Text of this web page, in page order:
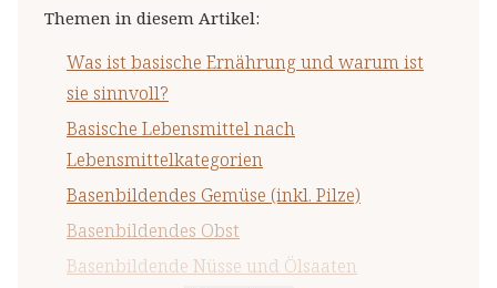
Themen in diesem Artikel:
Was ist basische Ernährung und warum ist
sie sinnvoll?
Basische Lebensmittel nach
Lebensmittelkategorien
Basenbildendes Gemüse (inkl. Pilze)
Basenbildendes Obst
Basenbildende Nüsse und Ölsaaten